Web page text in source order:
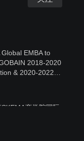
Global EMBA to
2018-2020
& 2020-2022
商学院国际